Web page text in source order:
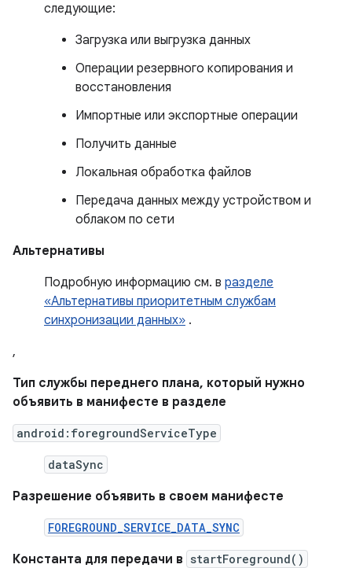
следующие:
Загрузка или выгрузка данных
Операции резервного копирования и
восстановления
Импортные или экспортные операции
Получить данные
Локальная обработка файлов
Передача данных между устройством и
облаком по сети
Альтернативы
Подробную информацию см. в разделе
«Альтернативы приоритетным службам
синхронизации данных» .
,
Тип службы переднего плана, который нужно
объявить в манифесте в разделе
android:foregroundServiceType
dataSync
Разрешение объявить в своем манифесте
FOREGROUND_SERVICE_DATA_SYNC
Константа для передачи в startForeground()